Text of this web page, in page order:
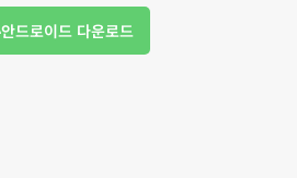
안드로이드 다운로드